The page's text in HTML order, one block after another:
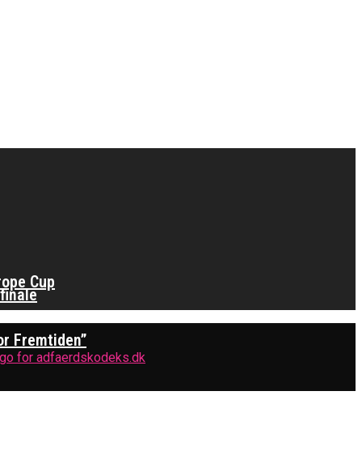
Fremtiden”
Cup
Overtidsdrama
Største Scene
OL Nogensinde”